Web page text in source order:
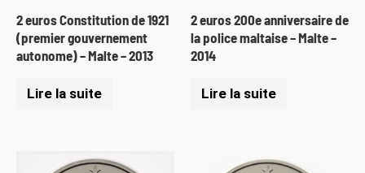
2 euros Constitution de 1921
(premier gouvernement
autonome) – Malte – 2013
Lire la suite
2 euros 200e anniversaire de
la police maltaise – Malte –
2014
Lire la suite